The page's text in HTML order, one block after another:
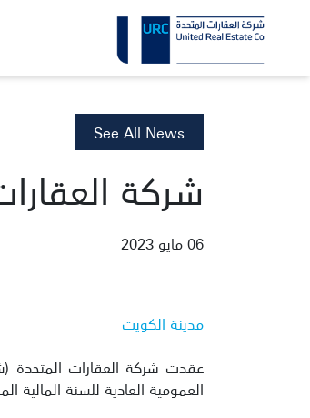
See All News
شركة
06 مايو 2023
مدينة الكويت
عقدت شركة العقارات المتحدة
العمومية العادية للسنة المالية المنتهية في 31 ديسمبر 2022، وبنسبة حضور